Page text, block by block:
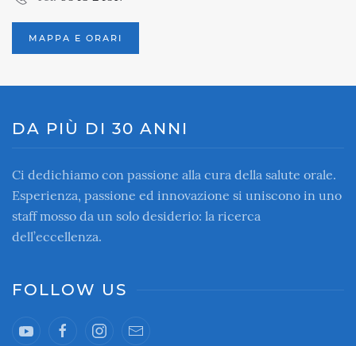
MAPPA E ORARI
DA PIÙ DI 30 ANNI
Ci dedichiamo con passione alla cura della salute orale.
Esperienza, passione ed innovazione si uniscono in uno
staff mosso da un solo desiderio: la ricerca
dell’eccellenza.
FOLLOW US